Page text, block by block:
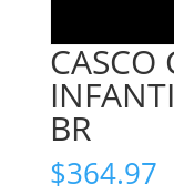
CASCO
BR
$364.97